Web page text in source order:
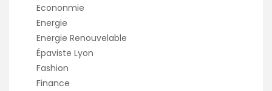
Econonmie
Energie
Energie Renouvelable
Épaviste Lyon
Fashion
Finance